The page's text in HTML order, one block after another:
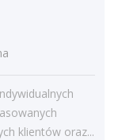
klientów oraz...